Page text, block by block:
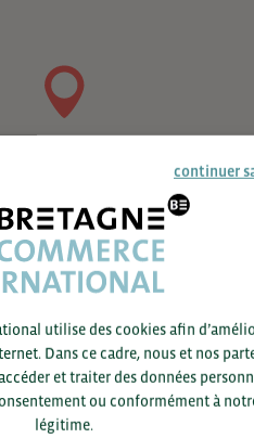
continuer
utilise des cookies afin
Dans ce cadre, nous et nos
et traiter des données
ou conformément à
légitime.